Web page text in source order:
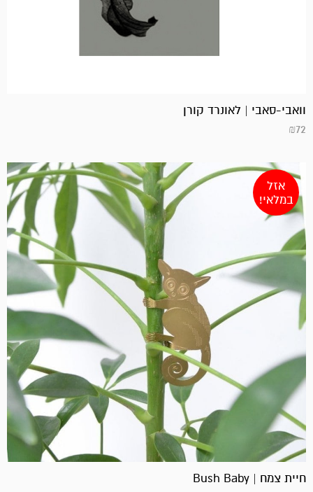
וואבי-סאבי | לאונרד קורן
₪72
אזל
במלאי!
חיית צמח | Bush Baby